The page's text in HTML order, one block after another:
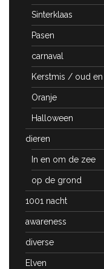
Sinterklaas
Pasen
carnaval
Kerstmis / oud
Oranje
Halloween
dieren
In en om de zee
op de grond
1001 nacht
awareness
diverse
Elven